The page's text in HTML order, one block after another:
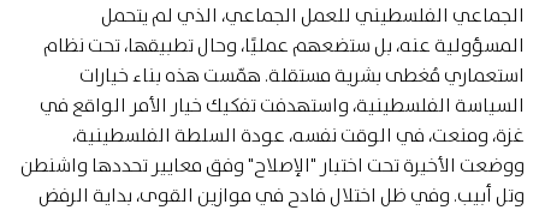
الجماعي الفلسطيني للعمل الجماعي، الذي لم يتحمل
المسؤولية عنه، بل ستضعهم عمليًا، وحال تطبيقها، تحت نظام
استعماري مُغطى بشرية مستقلة. همّست هذه بناء خيارات
السياسة الفلسطينية، واستهدفت تفكيك خيار الأمر الواقع في
غزة، ومنعت، في الوقت نفسه، عودة السلطة الفلسطينية،
ووضعت الأخيرة تحت اختبار "الإصلاح" وفق معايير تحددها واشنطن
وتل أبيب. وفي ظل اختلال فادح في موازين القوى، بداية الرفض